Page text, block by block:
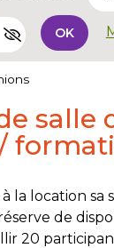
OK
salle
à la location
de
20